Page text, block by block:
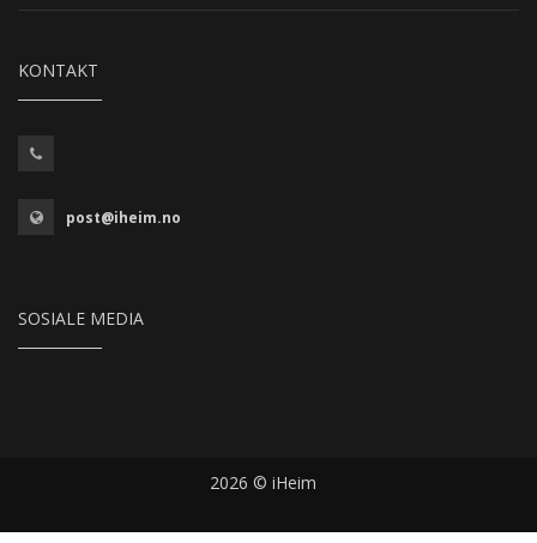
KONTAKT
post@iheim.no
SOSIALE MEDIA
2026 © iHeim